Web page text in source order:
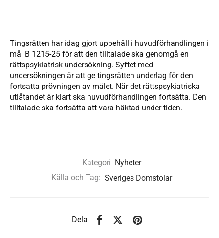
Tingsrätten har idag gjort uppehåll i huvudförhandlingen i
mål B 1215-25 för att den tilltalade ska genomgå en
rättspsykiatrisk undersökning. Syftet med
undersökningen är att ge tingsrätten underlag för den
fortsatta prövningen av målet. När det rättspsykiatriska
utlåtandet är klart ska huvudförhandlingen fortsätta. Den
tilltalade ska fortsätta att vara häktad under tiden.
Kategori Nyheter
Källa och Tag: Sveriges Domstolar
Dela